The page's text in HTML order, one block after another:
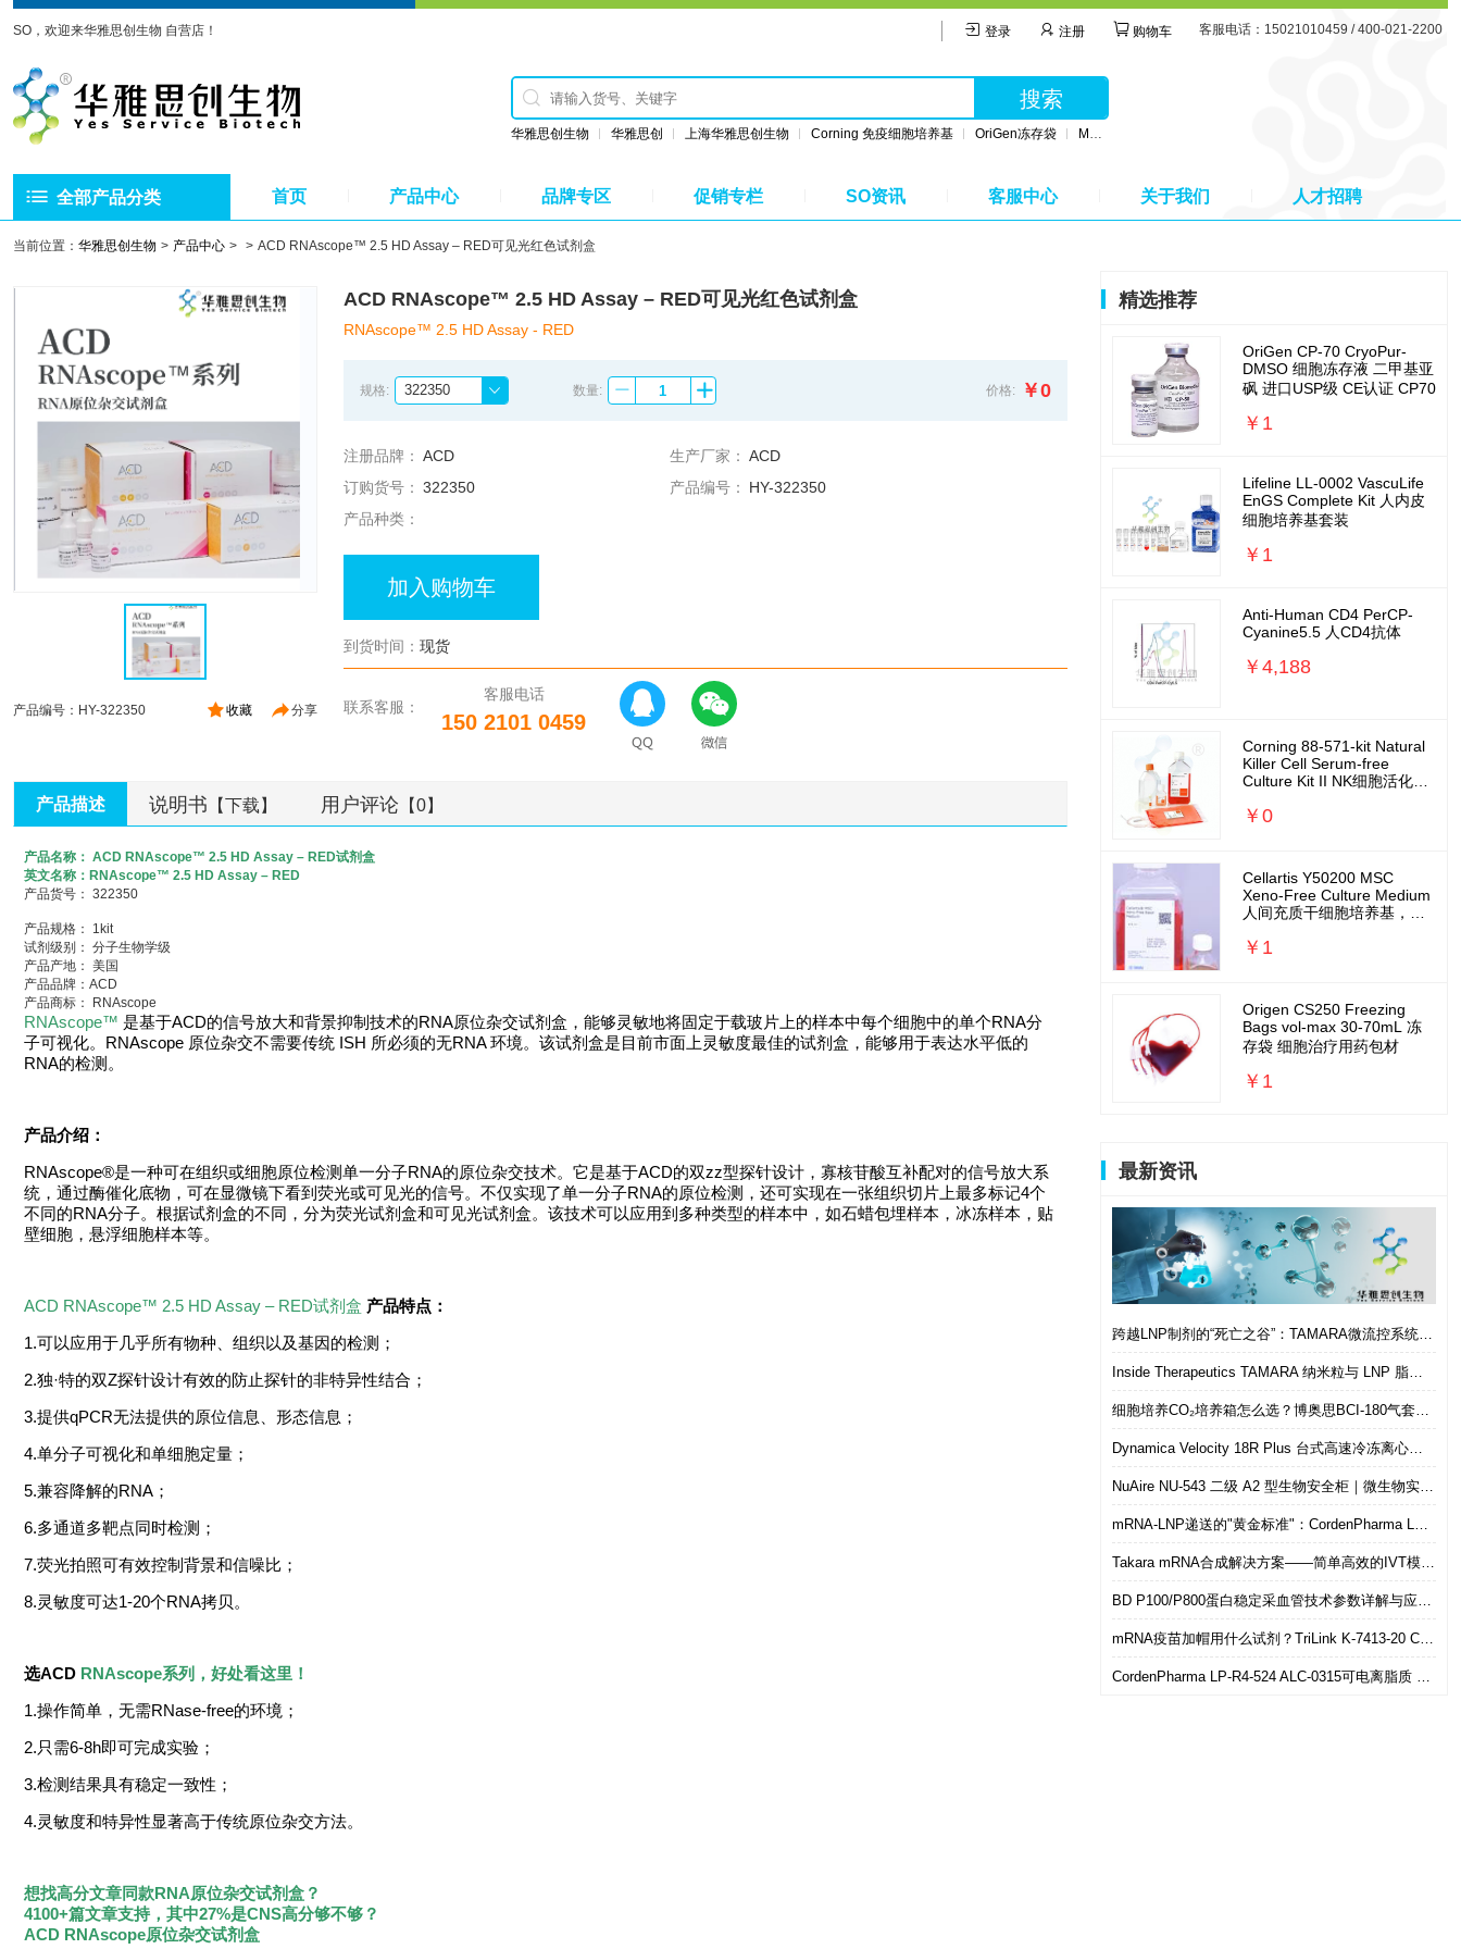
SO，欢迎来华雅思创生物 自营店！ 登录 注册 购物车 客服电话：15021010459 / 400-021-2200
搜索
华雅思创生物 华雅思创 上海华雅思创生物 Corning 免疫细胞培养基 OriGen冻存袋 MSC无血清培养基
全部产品分类 首页 产品中心 品牌专区 促销专栏 SO资讯 客服中心 关于我们 人才招聘
当前位置： 华雅思创生物 产品中心 ACD RNAscope™ 2.5 HD Assay – RED可见光红色试剂盒
分享
收藏
产品编号：HY-322350
ACD RNAscope™ 2.5 HD Assay – RED可见光红色试剂盒
RNAscope™ 2.5 HD Assay - RED
规格: 322350 数量: 价格: ￥0
注册品牌： ACD 生产厂家： ACD
订购货号： 322350 产品编号：
HY-322350
产品种类：
加入购物车
到货时间： 现货
联系客服：
客服电话
150 2101 0459
产品描述 说明书 【下载】 用户评论 【0】
产品名称： ACD RNAscope™ 2.5 HD Assay – RED试剂盒
英文名称：RNAscope™ 2.5 HD Assay – RED
产品货号： 322350
产品规格： 1kit
试剂级别： 分子生物学级
产品产地： 美国
产品品牌：ACD
产品商标： RNAscope
RNAscope™ 是基于ACD的信号放大和背景抑制技术的RNA原位杂交试剂盒，能够灵敏地将固定于载玻片上的样本中每个细胞中的单个RNA分
子可视化。RNAscope 原位杂交不需要传统 ISH 所必须的无RNA 环境。该试剂盒是目前市面上灵敏度最佳的试剂盒，能够用于表达水平低的
RNA的检测。
产品介绍：
RNAscope®是一种可在组织或细胞原位检测单一分子RNA的原位杂交技术。它是基于ACD的双zz型探针设计，寡核苷酸互补配对的信号放大系
统，通过酶催化底物，可在显微镜下看到荧光或可见光的信号。不仅实现了单一分子RNA的原位检测，还可实现在一张组织切片上最多标记4个
不同的RNA分子。根据试剂盒的不同，分为荧光试剂盒和可见光试剂盒。该技术可以应用到多种类型的样本中，如石蜡包埋样本，冰冻样本，贴
壁细胞，悬浮细胞样本等。
ACD RNAscope™ 2.5 HD Assay – RED试剂盒 产品特点：
1.可以应用于几乎所有物种、组织以及基因的检测；
2.独·特的双Z探针设计有效的防止探针的非特异性结合；
3.提供qPCR无法提供的原位信息、形态信息；
4.单分子可视化和单细胞定量；
5.兼容降解的RNA；
6.多通道多靶点同时检测；
7.荧光拍照可有效控制背景和信噪比；
8.灵敏度可达1-20个RNA拷贝。
选ACD RNAscope系列，好处看这里！
1.操作简单，无需RNase-free的环境；
2.只需6-8h即可完成实验；
3.检测结果具有稳定一致性；
4.灵敏度和特异性显著高于传统原位杂交方法。
想找高分文章同款RNA原位杂交试剂盒？
4100+篇文章支持，其中27%是CNS高分够不够？
ACD RNAscope原位杂交试剂盒
精选推荐
OriGen CP-70 CryoPur-
DMSO 细胞冻存液 二甲基亚
砜 进口USP级 CE认证 CP70
￥1
Lifeline LL-0002 VascuLife
EnGS Complete Kit 人内皮
细胞培养基套装
￥1
Anti-Human CD4 PerCP-
Cyanine5.5 人CD4抗体
￥4,188
Corning 88-571-kit Natural
Killer Cell Serum-free
Culture Kit II NK细胞活化扩
￥0
Cellartis Y50200 MSC
Xeno-Free Culture Medium
人间充质干细胞培养基，无
￥1
Origen CS250 Freezing
Bags vol-max 30-70mL 冻
存袋 细胞治疗用药包材
￥1
最新资讯
跨越LNP制剂的“死亡之谷”：TAMARA微流控系统如何实现从筛选到体内的无缝衔接
Inside Therapeutics TAMARA 纳米粒与 LNP 脂质纳米粒递送制剂系统 微流控 LNP 制备平台
细胞培养CO₂培养箱怎么选？博奥思BCI-180气套式培养箱 进口替代优选
Dynamica Velocity 18R Plus 台式高速冷冻离心机｜多样本通量生物分离优选设备
NuAire NU-543 二级 A2 型生物安全柜｜微生物实验室安全操作优选设备
mRNA-LNP递送的"黄金标准"：CordenPharma LP-R4-524（ALC-0315）可电离脂质技术解析
Takara mRNA合成解决方案——简单高效的IVT模板制备
BD P100/P800蛋白稳定采血管技术参数详解与应用选型指南
mRNA疫苗加帽用什么试剂？TriLink K-7413-20 CleanCap共转录加帽 华雅思创现货直发
CordenPharma LP-R4-524 ALC-0315可电离脂质 mRNA-LNP递送专用 华雅思创现货供应